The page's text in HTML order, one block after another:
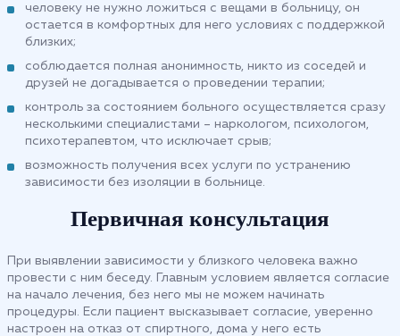
человеку не нужно ложиться с вещами в больницу, он
остается в комфортных для него условиях с поддержкой
близких;
соблюдается полная анонимность, никто из соседей и
друзей не догадывается о проведении терапии;
контроль за состоянием больного осуществляется сразу
несколькими специалистами – наркологом, психологом,
психотерапевтом, что исключает срыв;
возможность получения всех услуги по устранению
зависимости без изоляции в больнице.
Первичная консультация
При выявлении зависимости у близкого человека важно
провести с ним беседу. Главным условием является согласие
на начало лечения, без него мы не можем начинать
процедуры. Если пациент высказывает согласие, уверенно
настроен на отказ от спиртного, дома у него есть